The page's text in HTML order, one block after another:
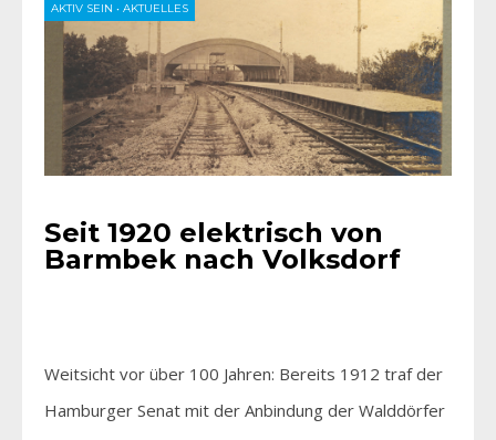
AKTIV SEIN • AKTUELLES
Seit 1920 elektrisch von
Barmbek nach Volksdorf
Weitsicht vor über 100 Jahren: Bereits 1912 traf der
Hamburger Senat mit der Anbindung der Walddörfer